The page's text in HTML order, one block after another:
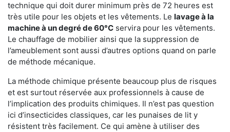
technique qui doit durer minimum près de 72 heures est
très utile pour les objets et les vêtements. Le lavage à la
machine à un degré de 60°C servira pour les vêtements.
Le chauffage de mobilier ainsi que la suppression de
l’ameublement sont aussi d’autres options quand on parle
de méthode mécanique.
La méthode chimique présente beaucoup plus de risques
et est surtout réservée aux professionnels à cause de
l’implication des produits chimiques. Il n’est pas question
ici d’insecticides classiques, car les punaises de lit y
résistent très facilement. Ce qui amène à utiliser des